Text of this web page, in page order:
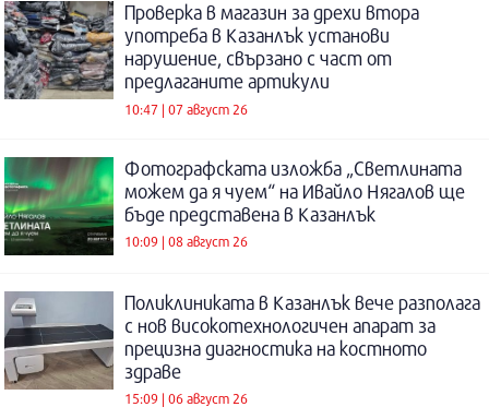
Проверка в магазин за дрехи втора
употреба в Казанлък установи
нарушение, свързано с част от
предлаганите артикули
10:47 | 07 август 26
Фотографската изложба „Светлината
можем да я чуем“ на Ивайло Нягалов ще
бъде представена в Казанлък
10:09 | 08 август 26
Поликлиниката в Казанлък вече разполага
с нов високотехнологичен апарат за
прецизна диагностика на костното
здраве
15:09 | 06 август 26